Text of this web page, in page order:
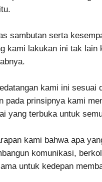
sambutan serta
kami lakukan ini tak lain
kami ini
pada prinsipnya kami
yang terbuka untuk
kami bahwa apa
komunikasi,
untuk kedepan